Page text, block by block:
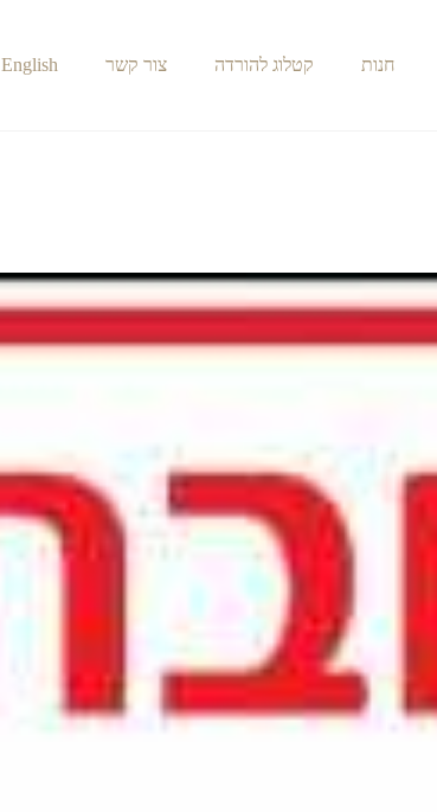
חנות קטלוג להורדה צור קשר English